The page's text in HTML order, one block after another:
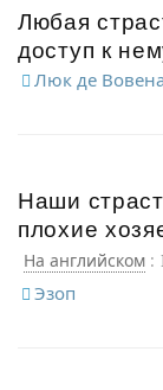
Любая
доступ к
Люк де
Наши
плохие
На английском :
servants, but
Эзоп